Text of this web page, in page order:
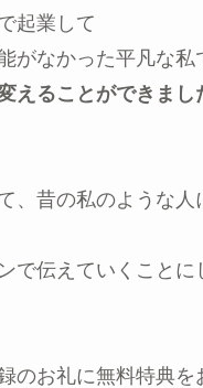
起業して
がなかった平凡な私
えることができまし
、昔の私のような人
で伝えていくことに
のお礼に無料特典を